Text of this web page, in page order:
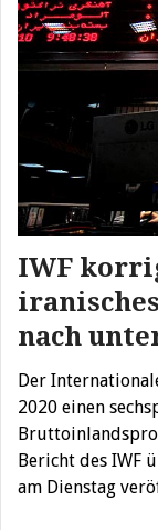
IWF
nach
Der
2020 einen
Bericht des IWF
am Dienstag